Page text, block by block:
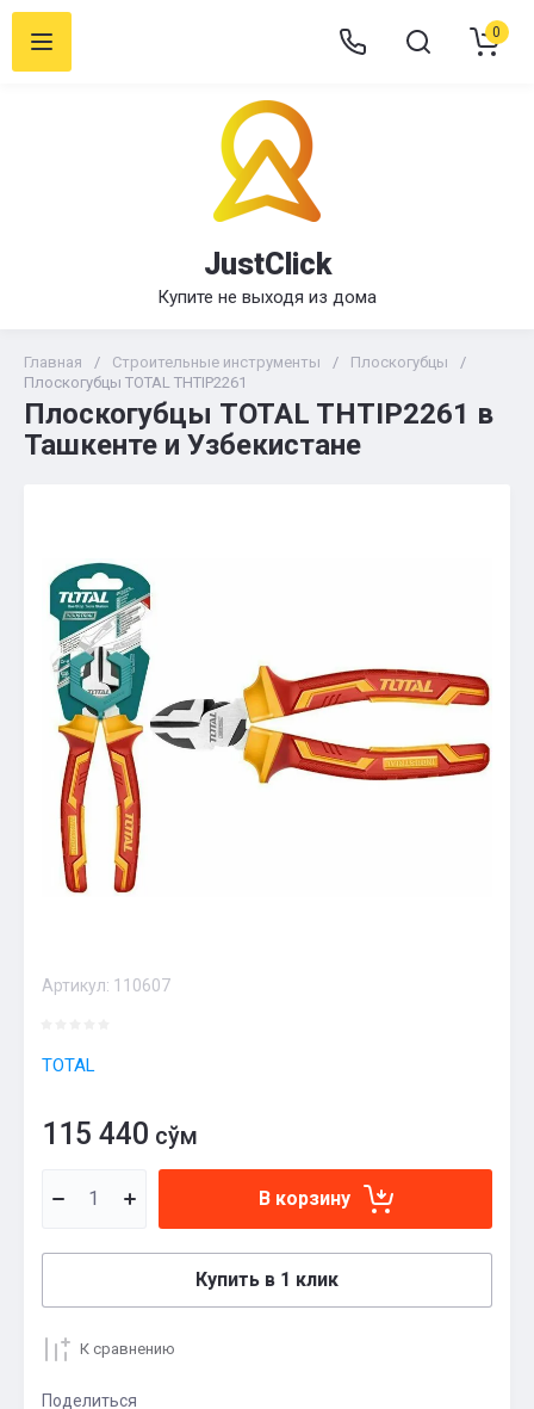
JustClick
Купите не выходя из дома
0
Главная / Строительные инструменты / Плоскогубцы
/
Плоскогубцы TOTAL THTIP2261
Плоскогубцы TOTAL THTIP2261 в
Ташкенте и Узбекистане
Артикул: 110607
TOTAL
115 440 сўм
В корзину
Купить в 1 клик
К сравнению
Поделиться